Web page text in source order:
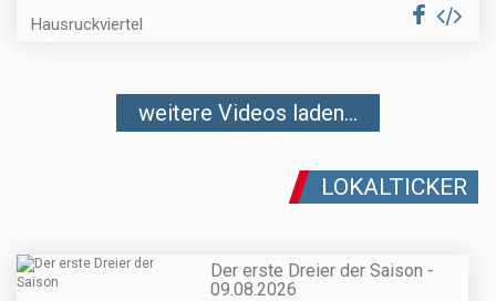
Hausruckviertel
weitere Videos laden...
LOKALTICKER
Der erste Dreier der Saison -
09.08.2026